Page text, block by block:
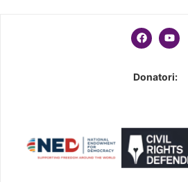
Donatori: